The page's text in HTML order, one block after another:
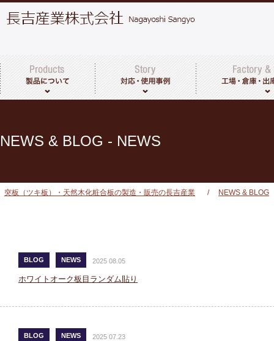
NEWS & BLOG - NEWS
突板（ツキ板）・天然木化粧合板の製造・販売の長吉産業 / NEWS & BLOG
BLOG NEWS 2025 08.05
ホワイトオーク板目ランダム貼り
BLOG NEWS 2025 07.23